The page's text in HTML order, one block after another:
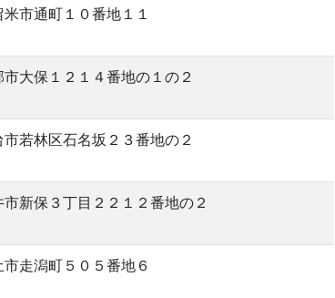
市通町１０番地１１
大保１２１４番地の１の２
若林区石名坂２３番地の２
新保３丁目２２１２番地の２
走潟町５０５番地６